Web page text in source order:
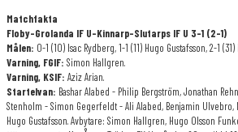
Matchfakta
Floby-Grolanda IF U-Kinnarp-Slutarps IF U 3-1 (2-1)
Målen: 0-1 (10) Isac Rydberg, 1-1 (11) Hugo Gustafsson, 2-1
Varning, FGIF: Simon Hallgren.
Varning, KSIF: Aziz Arian.
Startelvan: Bashar Alabed - Philip Bergström, Jonathan
Stenholm - Simon Gegerfeldt - Ali Alabed, Benjamin Ulvebro,
Hugo Gustafsson. Avbytare: Simon Hallgren, Hugo Olsson